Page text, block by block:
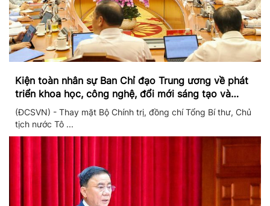
Kiện toàn nhân sự Ban Chỉ đạo Trung ương về phát
triển khoa học, công nghệ, đổi mới sáng tạo và
chuyển đổi số
(ĐCSVN) - Thay mặt Bộ Chính trị, đồng chí Tổng Bí thư, Chủ
tịch nước Tô ...